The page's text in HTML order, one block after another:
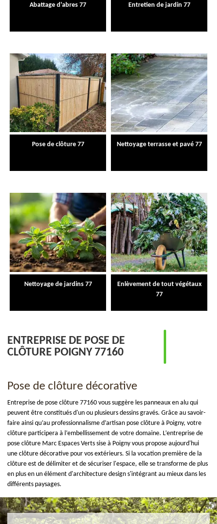
Abattage d'abres 77 Entretien de jardin 77
Pose de clôture 77 Nettoyage terrasse et pavé 77
Nettoyage de jardins 77
Enlèvement de tout végétaux
77
ENTREPRISE DE POSE DE
CLÔTURE POIGNY 77160
Pose de clôture décorative
Entreprise de pose clôture 77160 vous suggère les panneaux en alu qui
peuvent être constitués d'un ou plusieurs dessins gravés. Grâce au savoir-
faire ainsi qu’au professionnalisme d’artisan pose clôture à Poigny, votre
clôture participera à l’embellissement de votre domaine. L’entreprise de
pose clôture Marc Espaces Verts sise à Poigny vous propose aujourd'hui
une clôture décorative pour vos extérieurs. Si la vocation première de la
clôture est de délimiter et de sécuriser l'espace, elle se transforme de plus
en plus en un élément d'architecture design s'intégrant au mieux dans les
différents paysages.